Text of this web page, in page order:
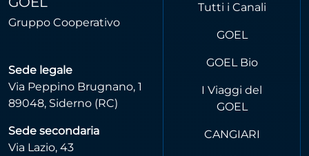
Gruppo Cooperativo
Sede legale
Via Peppino Brugnano, 1
89048, Siderno (RC)
Sede secondaria
Via Lazio, 43
Tutti i Canali
GOEL
GOEL Bio
I Viaggi del
GOEL
CANGIARI